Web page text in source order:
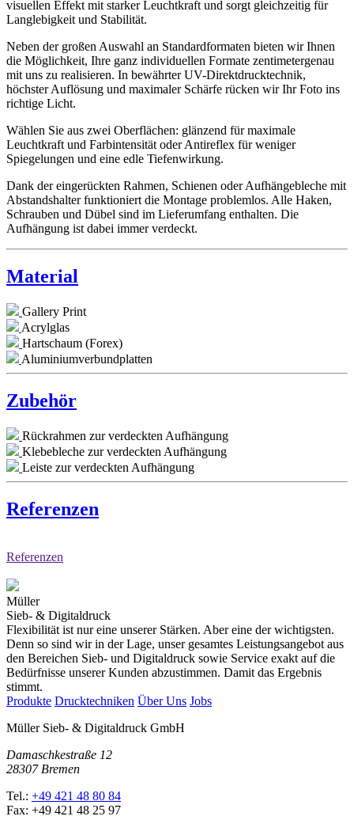
visuellen Effekt mit starker Leuchtkraft und sorgt gleichzeitig für
Langlebigkeit und Stabilität.
Neben der großen Auswahl an Standardformaten bieten wir Ihnen
die Möglichkeit, Ihre ganz individuellen Formate zentimetergenau
mit uns zu realisieren. In bewährter UV-Direktdrucktechnik,
höchster Auflösung und maximaler Schärfe rücken wir Ihr Foto ins
richtige Licht.
Wählen Sie aus zwei Oberflächen: glänzend für maximale
Leuchtkraft und Farbintensität oder Antireflex für weniger
Spiegelungen und eine edle Tiefenwirkung.
Dank der eingerückten Rahmen, Schienen oder Aufhängebleche mit
Abstandshalter funktioniert die Montage problemlos. Alle Haken,
Schrauben und Dübel sind im Lieferumfang enthalten. Die
Aufhängung ist dabei immer verdeckt.
Material
Gallery Print
Acrylglas
Hartschaum (Forex)
Aluminiumverbundplatten
Zubehör
Rückrahmen zur verdeckten Aufhängung
Klebebleche zur verdeckten Aufhängung
Leiste zur verdeckten Aufhängung
Referenzen
Referenzen
Müller
Sieb- & Digitaldruck
Flexibilität ist nur eine unserer Stärken. Aber eine der wichtigsten.
Denn so sind wir in der Lage, unser gesamtes Leistungsangebot aus
den Bereichen Sieb- und Digitaldruck sowie Service exakt auf die
Bedürfnisse unserer Kunden abzustimmen. Damit das Ergebnis
stimmt.
Produkte Drucktechniken Über Uns Jobs
Müller Sieb- & Digitaldruck GmbH
Damaschkestraße 12
28307 Bremen
Tel.: +49 421 48 80 84
Fax: +49 421 48 25 97